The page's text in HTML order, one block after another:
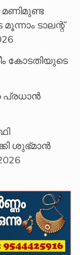
ടാലന്റ്
കോടതിയുടെ
പ്രധാൻ
ശുഭ്മാൻ